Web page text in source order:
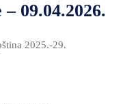
09.04.2026.
2025.-29.